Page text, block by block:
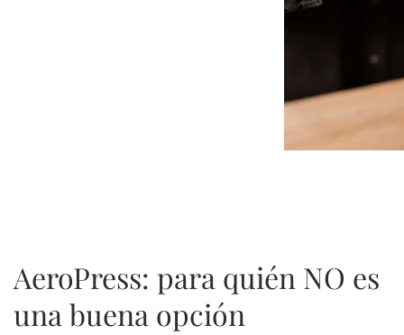
AeroPress: para quién NO es
una buena opción